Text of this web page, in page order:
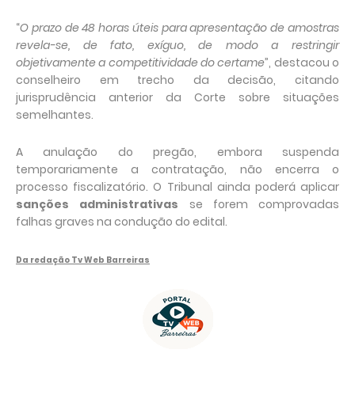
“O prazo de 48 horas úteis para apresentação de amostras
revela-se, de fato, exíguo, de modo a restringir
objetivamente a competitividade do certame”, destacou o
conselheiro em trecho da decisão, citando
jurisprudência anterior da Corte sobre situações
semelhantes.
A anulação do pregão, embora suspenda
temporariamente a contratação, não encerra o
processo fiscalizatório. O Tribunal ainda poderá aplicar
sanções administrativas se forem comprovadas
falhas graves na condução do edital.
Da redação Tv Web Barreiras